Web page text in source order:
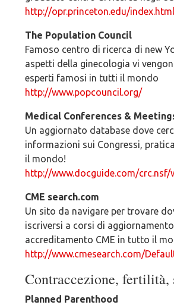
http://opr.princeton.edu/index.html
The Population Council
Famoso centro di ricerca di new
aspetti della ginecologia vi
esperti famosi in tutti il mondo
http://www.popcouncil.org/
Medical Conferences &
Un aggiornato database dove
informazioni sui Congressi,
il mondo!
http://www.docguide.com/crc.nsf/
CME search.com
Un sito da navigare per trovare
iscriversi a corsi di
accreditamento CME in tutto il
http://www.cmesearch.com/
Contraccezione,
Planned Parenthood